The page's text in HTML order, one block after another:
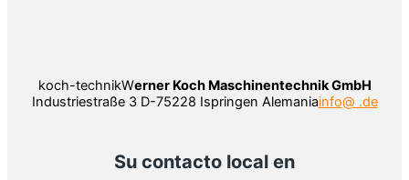
koch-technikWerner Koch Maschinentechnik GmbH
Industriestraße 3 D-75228 Ispringen Alemaniainfo@ .de
Su contacto local en